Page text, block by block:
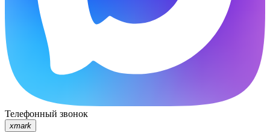
Телефонный звонок
xmark